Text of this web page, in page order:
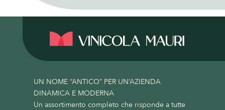
UN NOME “ANTICO” PER UN’AZIENDA
DINAMICA E MODERNA
Un assortimento completo che risponde a tutte